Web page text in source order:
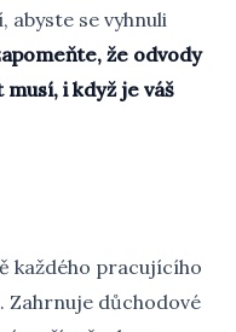
se vyhnuli
že odvody
i když je váš
každého pracujícího
Zahrnuje důchodové